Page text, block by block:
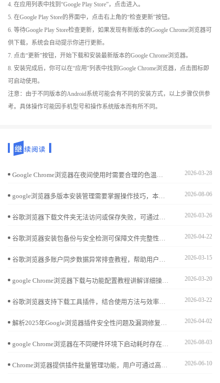
4. 在应用列表中找到“Google Play Store”，点击进入。
5. 在Google Play Store的界面中，点击右上角的“检查更新”按钮。
6. 等待Google Play Store检查更新，如果发现有新版本的Google Chrome浏览器可
供下载，系统会自动提示你进行更新。
7. 点击“更新”按钮，开始下载和安装最新版本的Google Chrome浏览器。
8. 安装完成后，你可以在“应用”列表中找到Google Chrome浏览器，点击图标即
可启动使用。
注意：由于不同版本的Android系统可能会有不同的安装方式，以上步骤仅供参
考。具体操作可能因手机型号和操作系统版本而有所不同。
2026-03-28
2026-08-06
2026-03-26
2026-04-22
2026-03-15
2026-03-20
2026-03-22
2026-04-02
2026-08-03
2026-06-10